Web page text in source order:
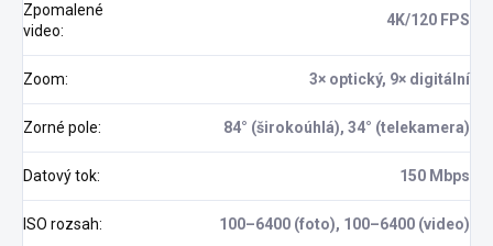
Zpomalené
video:
4K/120 FPS
Zoom: 3× optický, 9× digitální
Zorné pole: 84° (širokoúhlá), 34° (telekamera)
Datový tok: 150 Mbps
ISO rozsah: 100–6400 (foto), 100–6400 (video)